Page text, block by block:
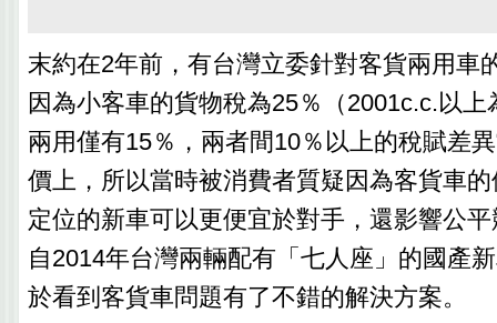
末約在2年前，有台灣立委針對客貨兩用車
因為小客車的貨物稅為25％（2001c.c.以
兩用僅有15％，兩者間10％以上的稅賦差
價上，所以當時被消費者質疑因為客貨車
定位的新車可以更便宜於對手，還影響公
自2014年台灣兩輛配有「七人座」的國產
於看到客貨車問題有了不錯的解決方案。